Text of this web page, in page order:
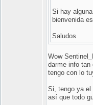
Si hay
bienvenida
Saludos
Wow
darme info tan
tengo con lo
Si, tengo ya el
así que todo